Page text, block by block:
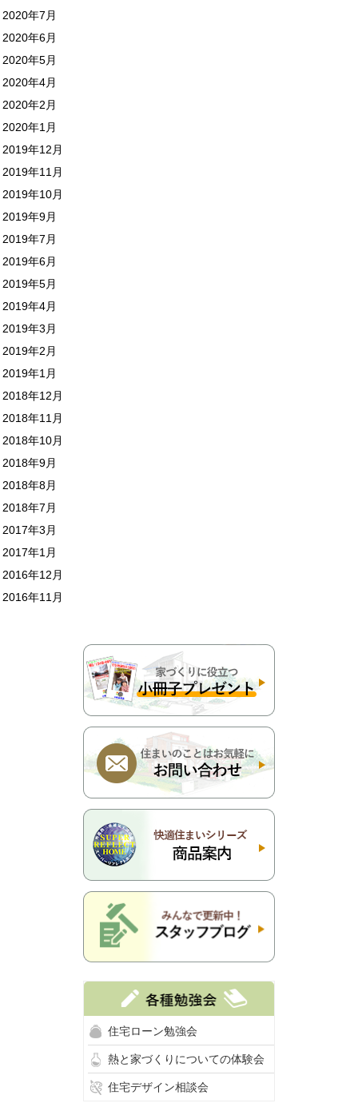
2020年7月
2020年6月
2020年5月
2020年4月
2020年2月
2020年1月
2019年12月
2019年11月
2019年10月
2019年9月
2019年7月
2019年6月
2019年5月
2019年4月
2019年3月
2019年2月
2019年1月
2018年12月
2018年11月
2018年10月
2018年9月
2018年8月
2018年7月
2017年3月
2017年1月
2016年12月
2016年11月
住宅ローン勉強会
熱と家づくりについての体験会
住宅デザイン相談会